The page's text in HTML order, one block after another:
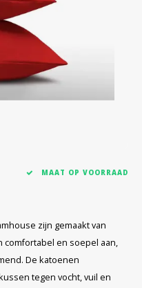
MAAT OP VOORRAAD
zijn gemaakt van
comfortabel en soepel aan,
De katoenen
tegen vocht, vuil en